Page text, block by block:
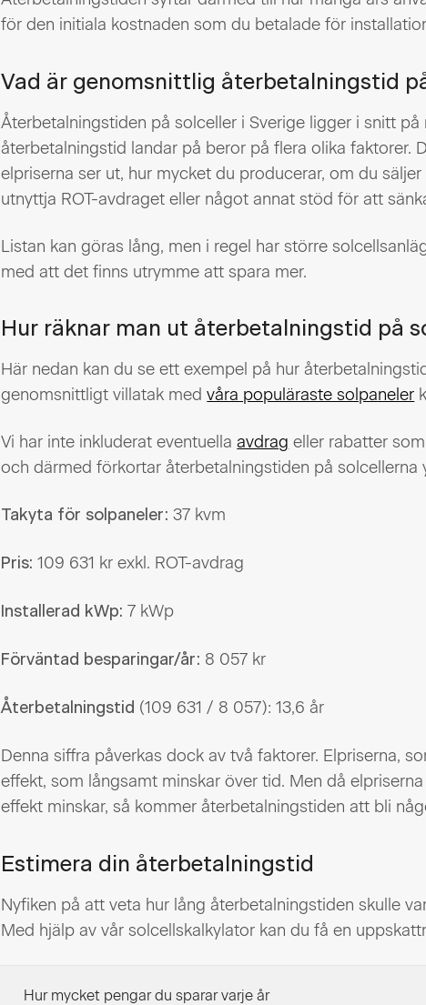
för den initiala kostnaden som du betalade för
Vad är genomsnittlig återbetalningstid
Återbetalningstiden på solceller i Sverige ligger i snitt på
återbetalningstid landar på beror på flera olika faktorer.
elpriserna ser ut, hur mycket du producerar, om du
utnyttja ROT-avdraget eller något annat stöd för att
Listan kan göras lång, men i regel har större
med att det finns utrymme att spara mer.
Hur räknar man ut återbetalningstid på
Här nedan kan du se ett exempel på hur
genomsnittligt villatak medvåra populäraste solpaneler
Vi har inte inkluderat eventuellaavdrag eller rabatter
och därmed förkortar återbetalningstiden på solcellerna
Takyta för solpaneler: 37 kvm
Pris: 109 631 kr exkl. ROT-avdrag
Installerad kWp: 7 kWp
Förväntad besparingar/år: 8 057 kr
Återbetalningstid (109 631 / 8 057): 13,6 år
Denna siffra påverkas dock av två faktorer. Elpriserna,
effekt, som långsamt minskar över tid. Men då
effekt minskar, så kommer återbetalningstiden att bli
Estimera din återbetalningstid
Nyfiken på att veta hur lång återbetalningstiden skulle
Med hjälp av vår solcellskalkylator kan du få en
Hur mycket pengar du sparar varje år